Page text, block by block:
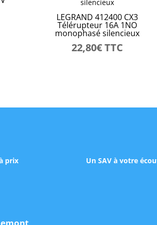
LEGRAND 412400 CX3
Télérupteur 16A 1NO
monophasé silencieux
22,80€TTC
prix Un SAV à votre